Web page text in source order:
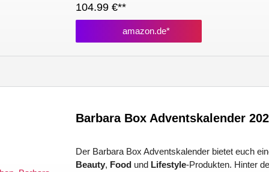
104.99 €**
amazon.de*
Barbara Box Adventskalender
Der Barbara Box Adventskalender bietet euch
Beauty, Food und Lifestyle-Produkten. Hinter